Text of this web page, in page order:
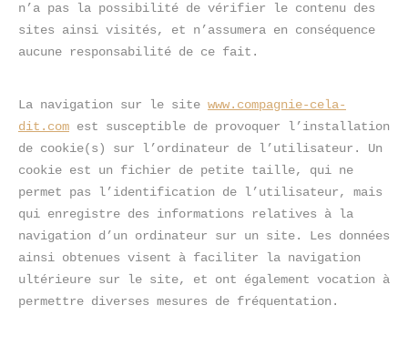
n’a pas la possibilité de vérifier le contenu des
sites ainsi visités, et n’assumera en conséquence
aucune responsabilité de ce fait.
La navigation sur le site www.compagnie-cela-
dit.com est susceptible de provoquer l’installation
de cookie(s) sur l’ordinateur de l’utilisateur. Un
cookie est un fichier de petite taille, qui ne
permet pas l’identification de l’utilisateur, mais
qui enregistre des informations relatives à la
navigation d’un ordinateur sur un site. Les données
ainsi obtenues visent à faciliter la navigation
ultérieure sur le site, et ont également vocation à
permettre diverses mesures de fréquentation.